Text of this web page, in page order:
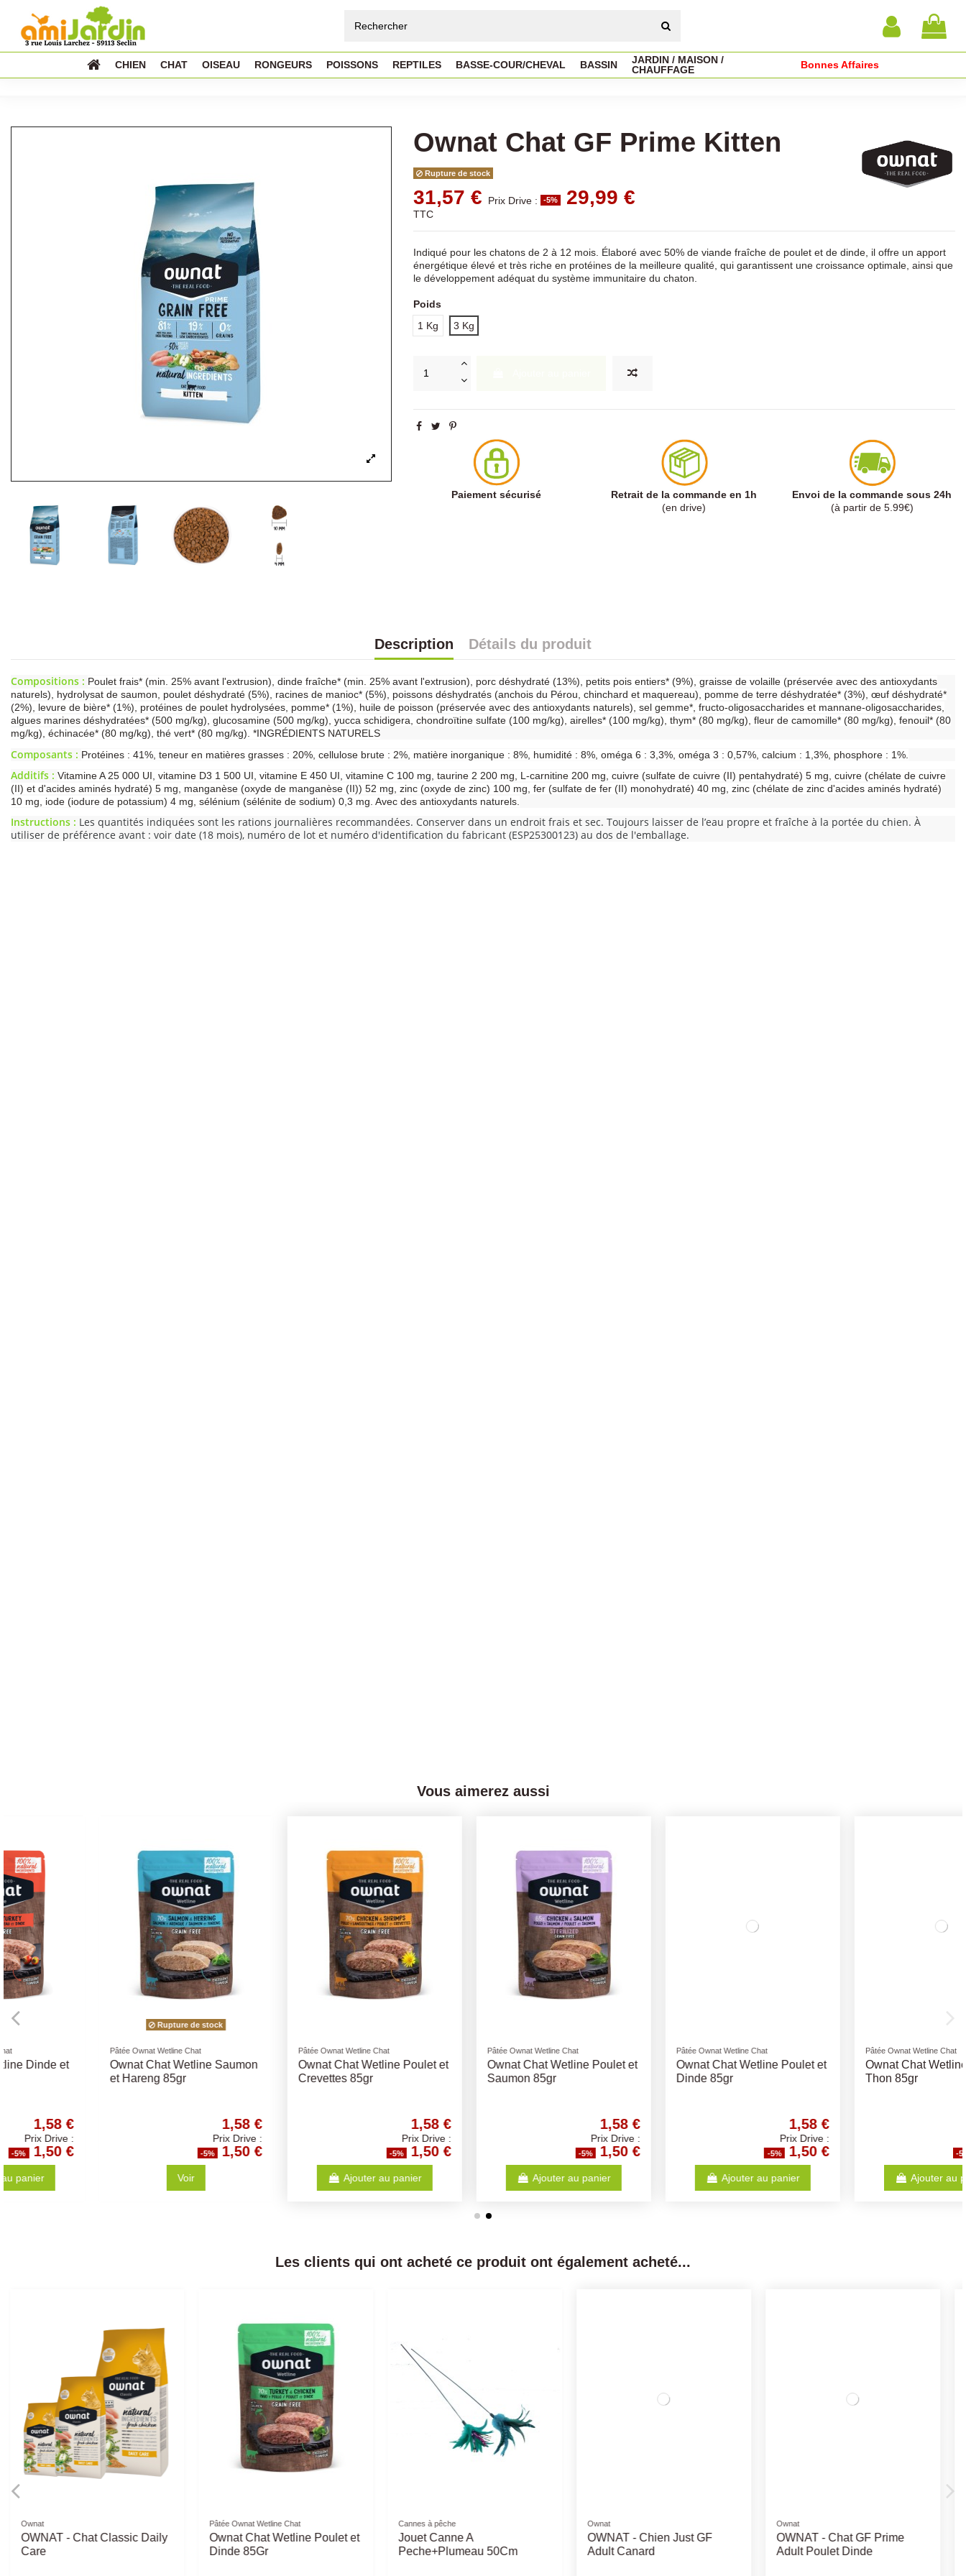
CHIEN CHAT OISEAU RONGEURS POISSONS REPTILES BASSE-COUR/CHEVAL BASSIN
JARDIN / MAISON /
CHAUFFAGE
Bonnes Affaires
Ownat Chat GF Prime Kitten
Rupture de stock
31,57 € Prix Drive : -5% 29,99 €
TTC
Indiqué pour les chatons de 2 à 12 mois. Élaboré avec 50% de viande fraîche de poulet et de dinde, il offre un apport
énergétique élevé et très riche en protéines de la meilleure qualité, qui garantissent une croissance optimale, ainsi que
le développement adéquat du système immunitaire du chaton.
Poids
1 Kg
3 Kg
Paiement sécurisé
Retrait de la commande en 1h
(en drive)
Envoi de la commande sous 24h
(à partir de 5.99€)
Description Détails du produit
Compositions : Poulet frais* (min. 25% avant l'extrusion), dinde fraîche* (min. 25% avant l'extrusion), porc déshydraté (13%), petits pois entiers* (9%), graisse de volaille (préservée avec des antioxydants
naturels), hydrolysat de saumon, poulet déshydraté (5%), racines de manioc* (5%), poissons déshydratés (anchois du Pérou, chinchard et maquereau), pomme de terre déshydratée* (3%), œuf déshydraté*
(2%), levure de bière* (1%), protéines de poulet hydrolysées, pomme* (1%), huile de poisson (préservée avec des antioxydants naturels), sel gemme*, fructo-oligosaccharides et mannane-oligosaccharides,
algues marines déshydratées* (500 mg/kg), glucosamine (500 mg/kg), yucca schidigera, chondroïtine sulfate (100 mg/kg), airelles* (100 mg/kg), thym* (80 mg/kg), fleur de camomille* (80 mg/kg), fenouil* (80
mg/kg), échinacée* (80 mg/kg), thé vert* (80 mg/kg). *INGRÉDIENTS NATURELS
Composants : Protéines : 41%, teneur en matières grasses : 20%, cellulose brute : 2%, matière inorganique : 8%, humidité : 8%, oméga 6 : 3,3%, oméga 3 : 0,57%, calcium : 1,3%, phosphore : 1%.
Additifs : Vitamine A 25 000 UI, vitamine D3 1 500 UI, vitamine E 450 UI, vitamine C 100 mg, taurine 2 200 mg, L-carnitine 200 mg, cuivre (sulfate de cuivre (II) pentahydraté) 5 mg, cuivre (chélate de cuivre
(II) et d'acides aminés hydraté) 5 mg, manganèse (oxyde de manganèse (II)) 52 mg, zinc (oxyde de zinc) 100 mg, fer (sulfate de fer (II) monohydraté) 40 mg, zinc (chélate de zinc d'acides aminés hydraté)
10 mg, iode (iodure de potassium) 4 mg, sélénium (sélénite de sodium) 0,3 mg. Avec des antioxydants naturels.
Instructions : Les quantités indiquées sont les rations journalières recommandées. Conserver dans un endroit frais et sec. Toujours laisser de l’eau propre et fraîche à la portée du chien. À
utiliser de préférence avant : voir date (18 mois), numéro de lot et numéro d'identification du fabricant (ESP25300123) au dos de l'emballage.
Vous aimerez aussi
Pâtée Ownat Wetline Chat
Ownat Chat Wetline Poulet et
Pâtée Ownat Wetline Chat
Ownat Chat Wetline Poulet et
Ajouter au panier
Pâtée Ownat Wetline Chat
Ownat Chat Wetline Poulet et
Ajouter au panier
Pâtée Ownat Wetline Chat
Ownat Chat Wetline Dinde et
Ajouter au panier
Pâtée Ownat Wetline Chat
Ownat Chat Wetline Kitten
Saumon et Dinde 85gr
Les clients qui ont acheté ce produit ont également acheté...
Ownat
OWNAT - Chien Just GF
Adult Canard
Ownat
OWNAT - Chat GF Prime
Adult Poulet Dinde
Ownat
Ownat Chat GF Prime
Sterilised Poulet Dinde
Pâtée Ownat Wetline Chat
Ownat Chat Wetline Saumon
et Hareng 85gr
Litières
Litière bentonite Maximum
CHARBON ACTIV 12kg